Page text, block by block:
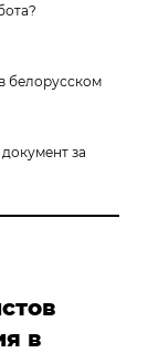
белорусском
за
в